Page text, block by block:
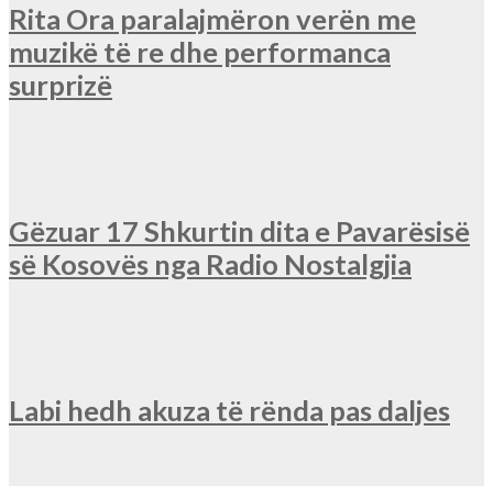
Rita Ora paralajmëron verën me
muzikë të re dhe performanca
surprizë
Gëzuar 17 Shkurtin dita e Pavarësisë
së Kosovës nga Radio Nostalgjia
Labi hedh akuza të rënda pas daljes